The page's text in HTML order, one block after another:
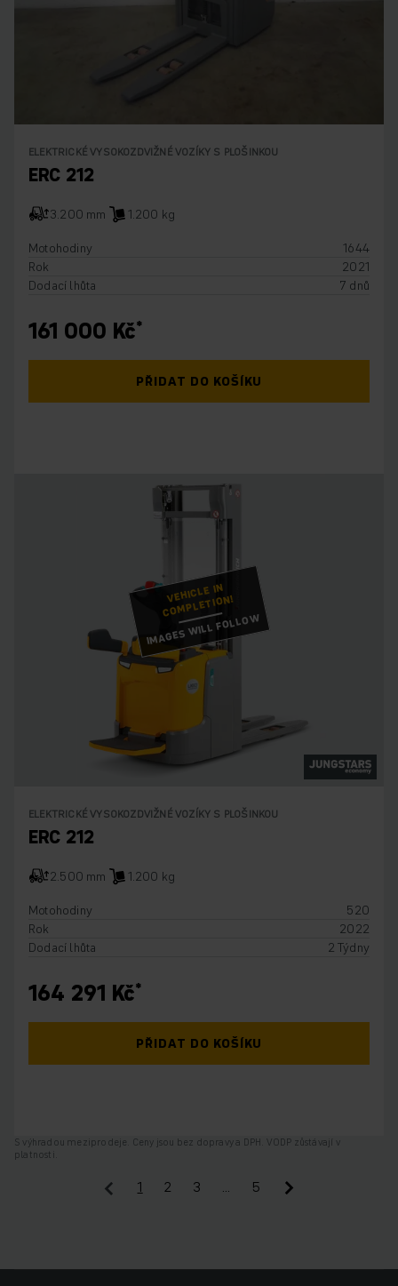
ELEKTRICKÉ VYSOKOZDVIŽNÉ VOZÍKY S PLOŠINKOU
ERC 212
3.200 mm
1.200 kg
Motohodiny
1644
Rok
2021
Dodací lhůta
7 dnů
161 000 Kč
PŘIDAT DO KOŠÍKU
VEHICLE IN
COMPLETION!
IMAGES WILL FOLLOW
ELEKTRICKÉ VYSOKOZDVIŽNÉ VOZÍKY S PLOŠINKOU
ERC 212
2.500 mm
1.200 kg
Motohodiny
520
Rok
2022
Dodací lhůta
2 Týdny
164 291 Kč
PŘIDAT DO KOŠÍKU
S výhradou meziprodeje. Ceny jsou bez dopravy a DPH. VODP zůstávají v
platnosti.
1 2 3 … 5